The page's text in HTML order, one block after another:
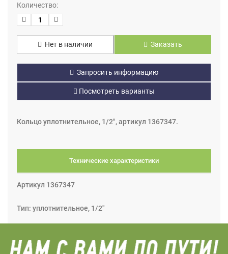
Количество:
Нет в наличии Заказать
Запросить информацию
Посмотреть варианты
Кольцо уплотнительное, 1/2", артикул 1367347.
Технические характеристики
Артикул 1367347
Тип: уплотнительное, 1/2"